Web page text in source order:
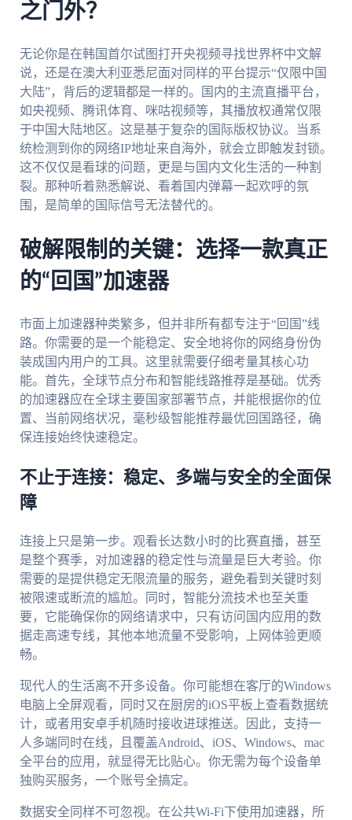
之门外？
无论你是在韩国首尔试图打开央视频寻找世界杯中文解
说，还是在澳大利亚悉尼面对同样的平台提示“仅限中国
大陆”，背后的逻辑都是一样的。国内的主流直播平台，
如央视频、腾讯体育、咪咕视频等，其播放权通常仅限
于中国大陆地区。这是基于复杂的国际版权协议。当系
统检测到你的网络IP地址来自海外，就会立即触发封锁。
这不仅仅是看球的问题，更是与国内文化生活的一种割
裂。那种听着熟悉解说、看着国内弹幕一起欢呼的氛
围，是简单的国际信号无法替代的。
破解限制的关键：选择一款真正
的“回国”加速器
市面上加速器种类繁多，但并非所有都专注于“回国”线
路。你需要的是一个能稳定、安全地将你的网络身份伪
装成国内用户的工具。这里就需要仔细考量其核心功
能。首先，全球节点分布和智能线路推荐是基础。优秀
的加速器应在全球主要国家部署节点，并能根据你的位
置、当前网络状况，毫秒级智能推荐最优回国路径，确
保连接始终快速稳定。
不止于连接：稳定、多端与安全的全面保
障
连接上只是第一步。观看长达数小时的比赛直播，甚至
是整个赛季，对加速器的稳定性与流量是巨大考验。你
需要的是提供稳定无限流量的服务，避免看到关键时刻
被限速或断流的尴尬。同时，智能分流技术也至关重
要，它能确保你的网络请求中，只有访问国内应用的数
据走高速专线，其他本地流量不受影响，上网体验更顺
畅。
现代人的生活离不开多设备。你可能想在客厅的Windows
电脑上全屏观看，同时又在厨房的iOS平板上查看数据统
计，或者用安卓手机随时接收进球推送。因此，支持一
人多端同时在线，且覆盖Android、iOS、Windows、mac
全平台的应用，就显得无比贴心。你无需为每个设备单
独购买服务，一个账号全搞定。
数据安全同样不可忽视。在公共Wi-Fi下使用加速器，所